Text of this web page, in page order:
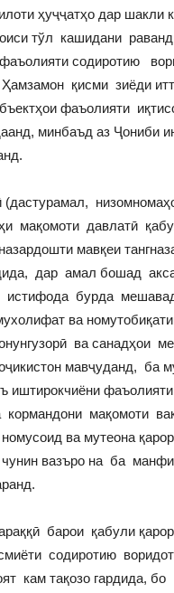
ҳуҷҷатҳо дар шакли
тўл кашидани
содиротию
қисми зиёди
фаъолияти
минбаъд аз Ҷониби
(дастурамал,
мақомоти давлатӣ
мавқеи
дар амал бошад
истифода бурда
ва
ва санадҳои
мавҷуданд, ба
иштирокчиёни фаъолияти
кормандони мақомоти
ва мутеона
чунин вазъро на ба
барои қабули
содиротию
кам тақозо гардида, бо